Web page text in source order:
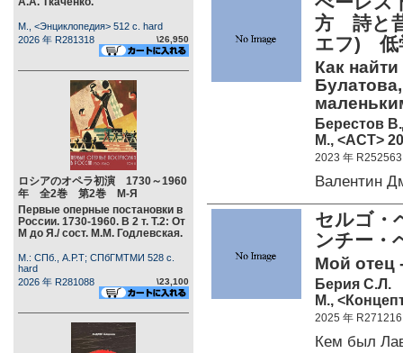
М., <Энциклопедия> 512 c. hard
2026 年 R281318
\26,950
ロシアのオペラ初演 1730～1960
年 全2巻 第2巻 М-Я
Первые оперные постановки в
России. 1730-1960. В 2 т. Т.2: От
М до Я./ сост. М.М. Годлевская.
М.: СПб., А.Р.Т; СПбГМТМИ 528 c.
hard
2026 年 R281088
\23,100
方 詩と
エフ) 低
Как
Берестов
М., <АСТ>
2023 年 R252563
Валентин
セルゴ・
ンチー・
Мой отец
Берия С.Л.
М.,
2025 年 R271216
Кем был